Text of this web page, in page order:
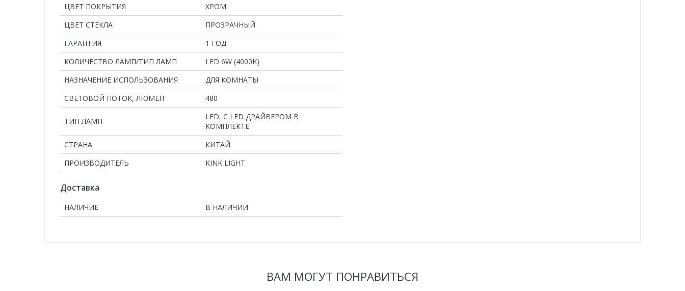
ЦВЕТ ПОКРЫТИЯ
ХРОМ
ЦВЕТ СТЕКЛА
ПРОЗРАЧНЫЙ
ГАРАНТИЯ
1 ГОД
КОЛИЧЕСТВО ЛАМП/ТИП ЛАМП
LED 6W (4000K)
НАЗНАЧЕНИЕ ИСПОЛЬЗОВАНИЯ
ДЛЯ КОМНАТЫ
СВЕТОВОЙ ПОТОК, ЛЮМЕН
480
ТИП ЛАМП
LED, С LED ДРАЙВЕРОМ В
КОМПЛЕКТЕ
СТРАНА
КИТАЙ
ПРОИЗВОДИТЕЛЬ
KINK LIGHT
Доставка
НАЛИЧИЕ В НАЛИЧИИ
ВАМ МОГУТ ПОНРАВИТЬСЯ